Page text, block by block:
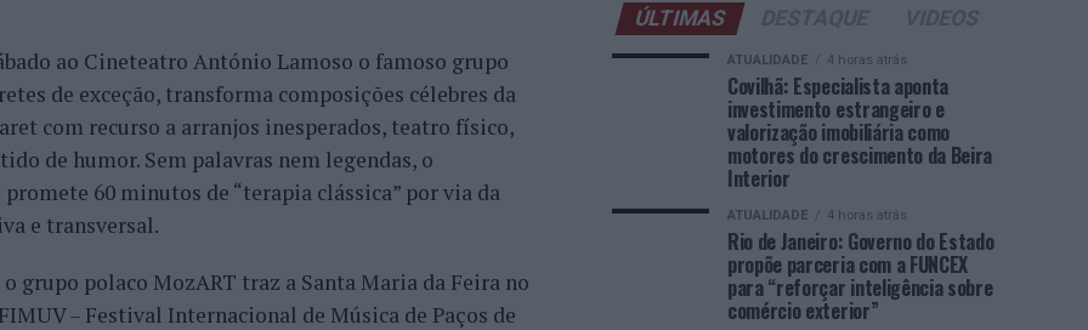
ao Cineteatro António Lamoso o famoso grupo
de exceção, transforma composições célebres da
com recurso a arranjos inesperados, teatro físico,
de humor. Sem palavras nem legendas, o
60 minutos de “terapia clássica” por via da
e transversal.
grupo polaco MozART traz a Santa Maria da Feira no
– Festival Internacional de Música de Paços de
ÚLTIMAS
ATUALIDADE 4 horas atrás
Covilhã: Especialista aponta
investimento estrangeiro e
valorização imobiliária como
motores do crescimento da Beira
Interior
ATUALIDADE 4 horas atrás
Rio de Janeiro: Governo do Estado
propõe parceria com a FUNCEX
para “reforçar inteligência sobre
comércio exterior”